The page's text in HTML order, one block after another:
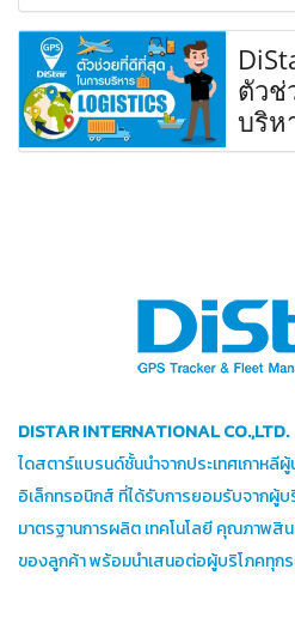
ตัวช่
บริห
DISTAR INTERNATIONAL CO.,LTD.
ไดสตาร์แบรนด์ชั้นนำจากประเทศเกาหลี
อิเล็กทรอนิกส์ ที่ได้รับการยอมรับจากผู้บ
มาตรฐานการผลิต เทคโนโลยี คุณภาพสิน
ของลูกค้า พร้อมนำเสนอต่อผู้บริโภคทุก